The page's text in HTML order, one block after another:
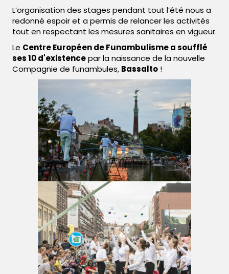
L’organisation des stages pendant tout l’été nous a
redonné espoir et a permis de relancer les activités
tout en respectant les mesures sanitaires en vigueur.
Le Centre Européen de Funambulisme a soufflé
ses 10 d'existencepar la naissance de la nouvelle
Compagnie de funambules, Bassalto !